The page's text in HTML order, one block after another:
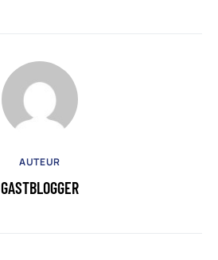
AUTEUR
GASTBLOGGER